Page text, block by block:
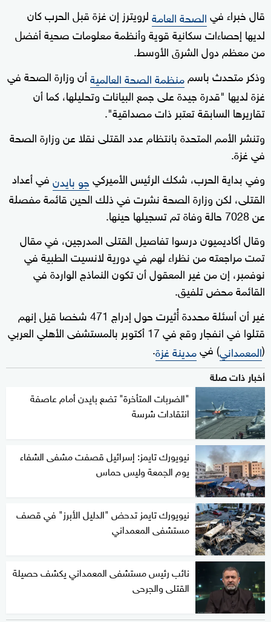
قال خبراء فيالصحة العامةلرويترز إن غزة قبل الحرب كان
لديها إحصاءات سكانية قوية وأنظمة معلومات صحية أفضل
من معظم دول الشرق الأوسط.
وذكر متحدث باسممنظمة الصحة العالميةأن وزارة الصحة في
غزة لديها "قدرة جيدة على جمع البيانات وتحليلها، كما أن
تقاريرها السابقة تعتبر ذات مصداقية".
وتنشر الأمم المتحدة بانتظام عدد القتلى نقلا عن وزارة الصحة
في غزة.
وفي بداية الحرب، شكك الرئيس الأميركيجو بايدنفي أعداد
القتلى، لكن وزارة الصحة نشرت في ذلك الحين قائمة مفصلة
عن 7028 حالة وفاة تم تسجيلها حينها.
وقال أكاديميون درسوا تفاصيل القتلى المدرجين، في مقال
تمت مراجعته من نظراء لهم في دورية لانسيت الطبية في
نوفمبر، إن من غير المعقول أن تكون النماذج الواردة في
القائمة محض تلفيق.
غير أن أسئلة محددة أُثيرت حول إدراج 471 شخصا قيل إنهم
قتلوا في انفجار وقع في 17 أكتوبر بالمستشفى الأهلي العربي
(المعمداني) فيمدينة غزة.
أخبار ذات صلة
"الضربات المتأخرة" تضع بايدن أمام عاصفة
انتقادات شرسة
نيويورك تايمز: إسرائيل قصفت مشفى الشفاء
يوم الجمعة وليس حماس
نيويورك تايمز تدحض "الدليل الأبرز" في قصف
مستشفى المعمداني
نائب رئيس مستشفى المعمداني يكشف حصيلة
القتلى والجرحى